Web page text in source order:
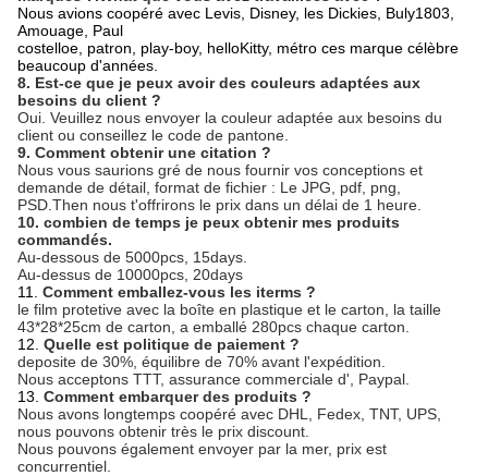
Nous avions coopéré avec Levis, Disney, les Dickies, Buly1803,
Amouage, Paul
costelloe, patron, play-boy, helloKitty, métro ces marque célèbre
beaucoup d'années.
8. Est-ce que je peux avoir des couleurs adaptées aux
besoins du client ?
Oui. Veuillez nous envoyer la couleur adaptée aux besoins du
client ou conseillez le code de pantone.
9. Comment obtenir une citation ?
Nous vous saurions gré de nous fournir vos conceptions et
demande de détail, format de fichier : Le JPG, pdf, png,
PSD.Then nous t'offrirons le prix dans un délai de 1 heure.
10. combien de temps je peux obtenir mes produits
commandés.
Au-dessous de 5000pcs, 15days.
Au-dessus de 10000pcs, 20days
11. Comment emballez-vous les iterms ?
le film protetive avec la boîte en plastique et le carton, la taille
43*28*25cm de carton, a emballé 280pcs chaque carton.
12. Quelle est politique de paiement ?
deposite de 30%, équilibre de 70% avant l'expédition.
Nous acceptons TTT, assurance commerciale d', Paypal.
13. Comment embarquer des produits ?
Nous avons longtemps coopéré avec DHL, Fedex, TNT, UPS,
nous pouvons obtenir très le prix discount.
Nous pouvons également envoyer par la mer, prix est
concurrentiel.